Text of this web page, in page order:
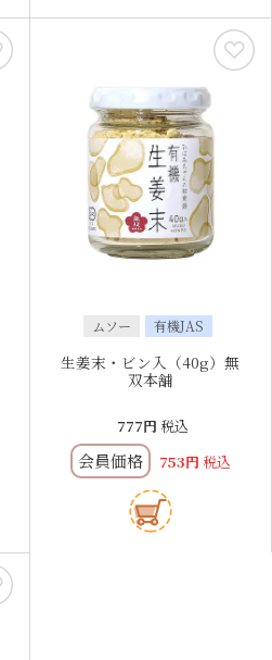
ムソー 有機JAS
生姜末・ビン入（40g）無
双本舗
777 税込
会員価格 753 税込